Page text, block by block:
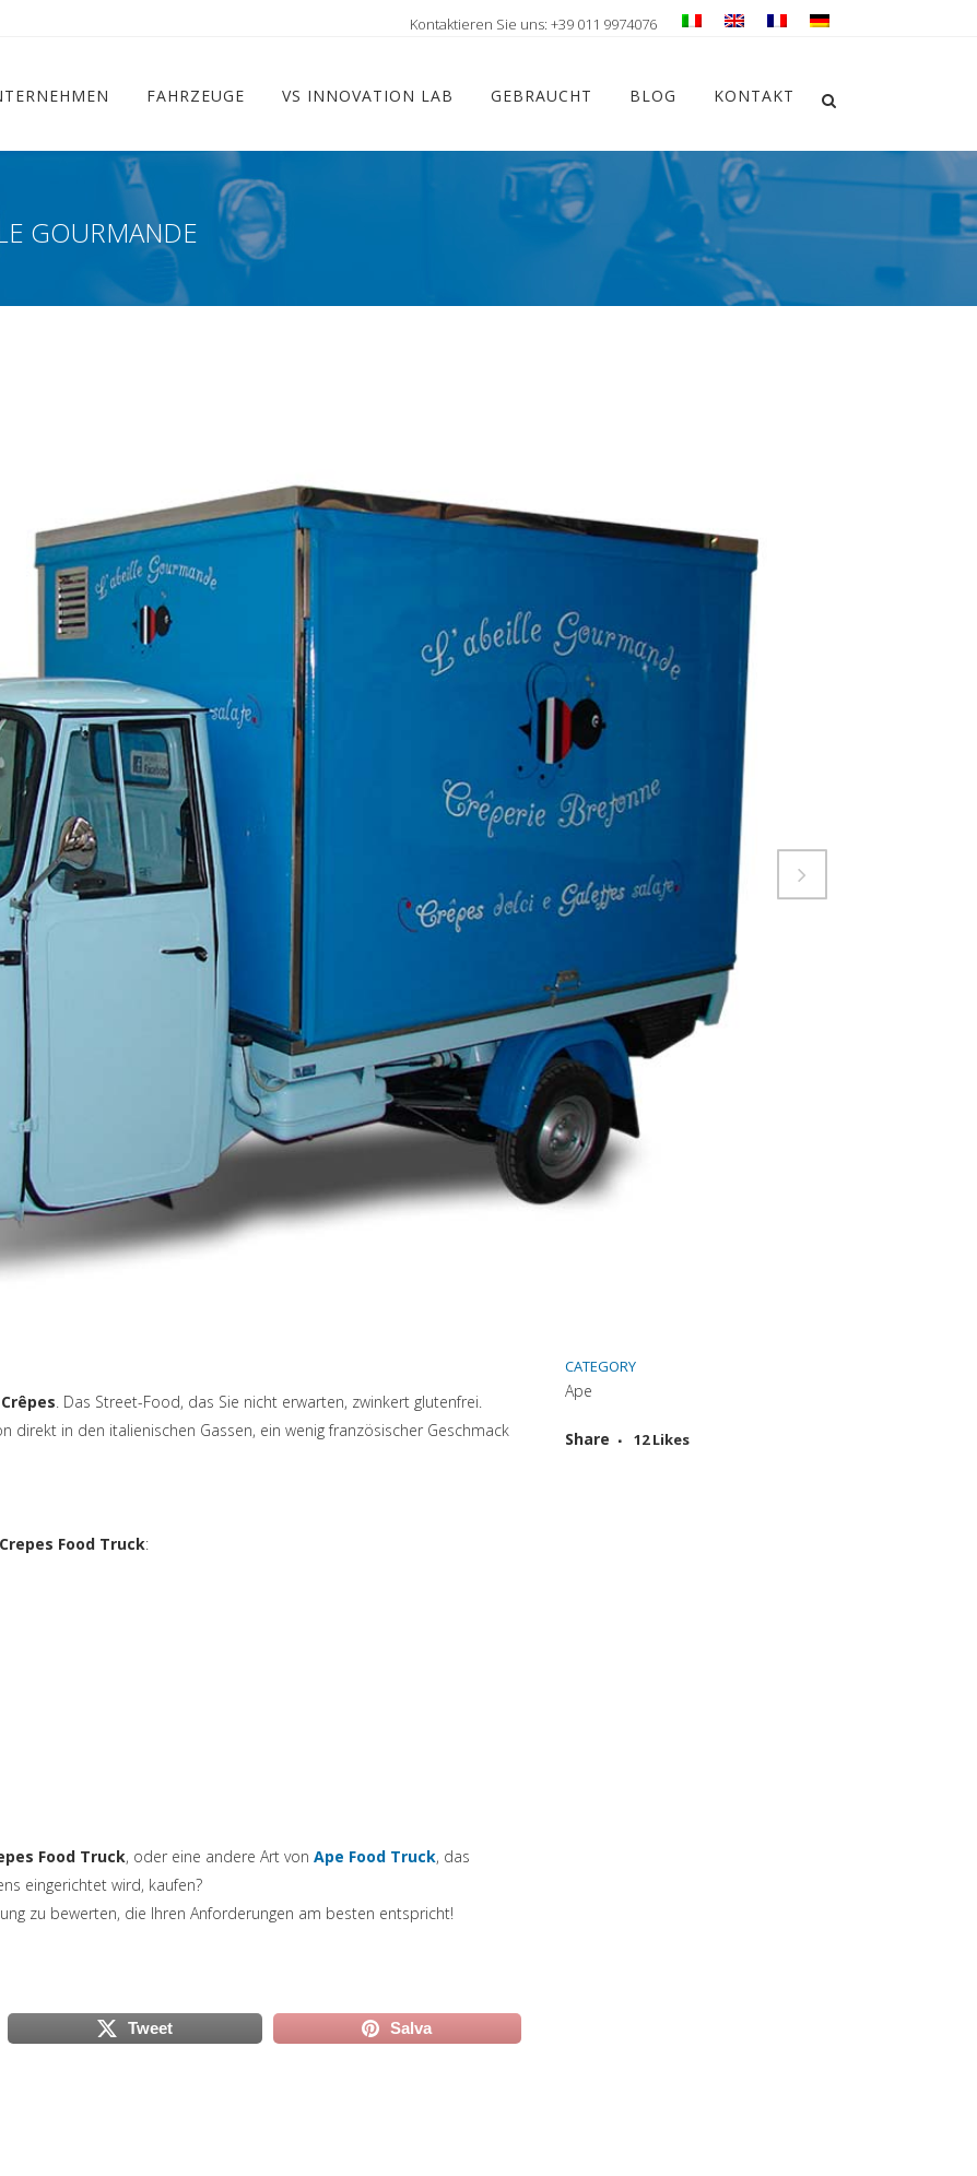
Kontaktieren Sie uns: +39 011 9974076
FAHRZEUGE VS INNOVATION LAB GEBRAUCHT BLOG KONTAKT
GOURMANDE
. Das Street-Food, das Sie nicht erwarten, zwinkert glutenfrei.
direkt in den italienischen Gassen, ein wenig französischer Geschmack
Crepes Food Truck:
Food Truck, oder eine andere Art von Ape Food Truck(si apre in una nuova scheda)
, das
eingerichtet wird, kaufen?
zu bewerten, die Ihren Anforderungen am besten entspricht!
Tweet
Salva
CATEGORY
Ape
Share Attiva comando
12Likes